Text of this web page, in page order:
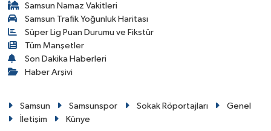
Samsun Namaz Vakitleri
Samsun Trafik Yoğunluk Haritası
Süper Lig Puan Durumu ve Fikstür
Tüm Manşetler
Son Dakika Haberleri
Haber Arşivi
Samsun Samsunspor Sokak Röportajları
Genel
İletişim
Künye